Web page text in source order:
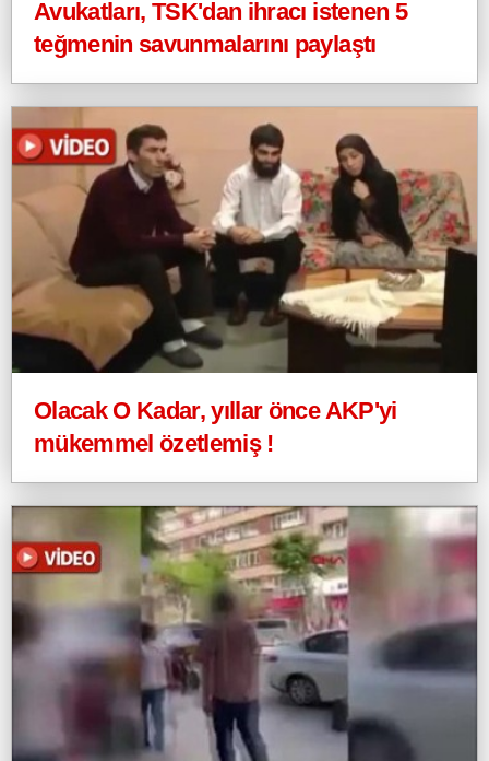
Avukatları, TSK'dan ihracı istenen 5
teğmenin savunmalarını paylaştı
Olacak O Kadar, yıllar önce AKP'yi
mükemmel özetlemiş !